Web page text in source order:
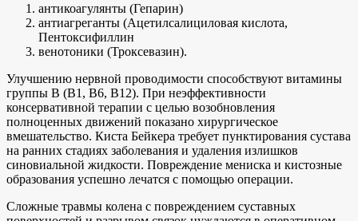
антикоагулянты (Гепарин)
антиагреганты (Ацетилсалициловая кислота,
Пентоксифиллин
венотоники (Троксевазин).
Улучшению нервной проводимости способствуют витамины
группы В (В1, В6, В12). При неэффективности
консервативной терапии с целью возобновления
полноценных движений показано хирургическое
вмешательство. Киста Бейкера требует пунктирования сустава
на ранних стадиях заболевания и удаления излишков
синовиальной жидкости. Повреждение мениска и кистозные
образования успешно лечатся с помощью операции.
Сложные травмы колена с повреждением суставных